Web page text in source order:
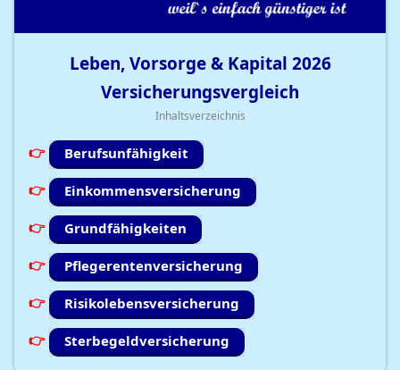
Leben, Vorsorge & Kapital 2026
Versicherungsvergleich
Inhaltsverzeichnis
Berufsunfähigkeit
Einkommensversicherung
Grundfähigkeiten
Pflegerentenversicherung
Risikolebensversicherung
Sterbegeldversicherung